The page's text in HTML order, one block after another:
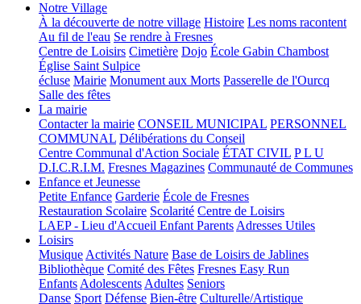
Notre Village
À la découverte de notre village Histoire Les noms racontent
Au fil de l'eau Se rendre à Fresnes
Centre de Loisirs Cimetière Dojo École Gabin Chambost
Église Saint Sulpice
écluse Mairie Monument aux Morts Passerelle de l'Ourcq
Salle des fêtes
La mairie
Contacter la mairie CONSEIL MUNICIPAL PERSONNEL
COMMUNAL Délibérations du Conseil
Centre Communal d'Action Sociale ÉTAT CIVIL P L U
D.I.C.R.I.M. Fresnes Magazines Communauté de Communes
Enfance et Jeunesse
Petite Enfance Garderie École de Fresnes
Restauration Scolaire Scolarité Centre de Loisirs
LAEP - Lieu d'Accueil Enfant Parents Adresses Utiles
Loisirs
Musique Activités Nature Base de Loisirs de Jablines
Bibliothèque Comité des Fêtes Fresnes Easy Run
Enfants Adolescents Adultes Seniors
Danse Sport Défense Bien-être Culturelle/Artistique